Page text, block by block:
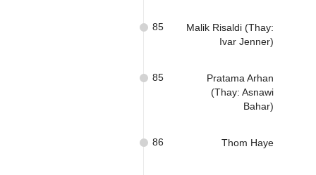
Malik Risaldi (Thay:
Ivar Jenner)
85
Pratama Arhan
(Thay: Asnawi
Bahar)
85
Thom Haye
86